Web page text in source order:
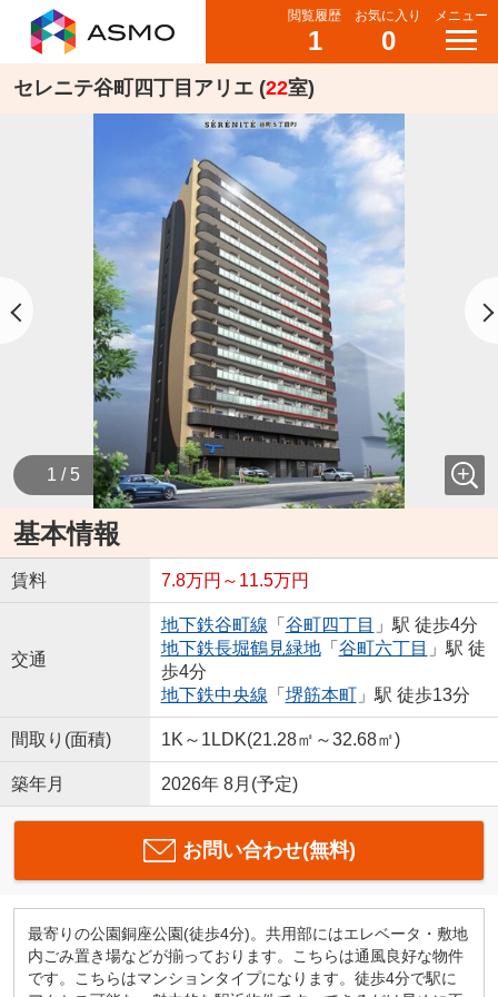
閲覧履歴
1
お気に入り
0
メニュー
セレニテ谷町四丁目アリエ (22室)
1 / 5
基本情報
賃料 7.8万円～11.5万円
交通
地下鉄谷町線 「 谷町四丁目 」駅 徒歩4分
地下鉄長堀鶴見緑地「 谷町六丁目 」駅 徒
歩4分
地下鉄中央線 「 堺筋本町」駅 徒歩13分
間取り(面積) 1K～1LDK(21.28㎡～32.68㎡)
築年月 2026年 8月(予定)
お問い合わせ(無料)
最寄りの公園銅座公園(徒歩4分)。共用部にはエレベータ・敷地
内ごみ置き場などが揃っております。こちらは通風良好な物件
です。こちらはマンションタイプになります。徒歩4分で駅に